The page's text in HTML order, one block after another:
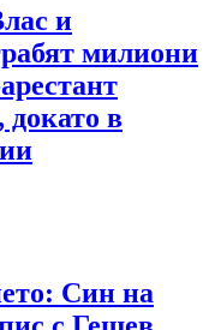
и
милиони
в
Син на